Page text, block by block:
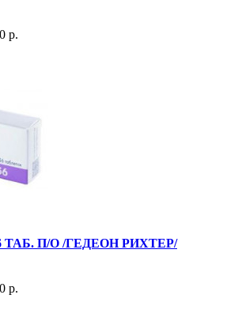
р.
ТАБ. П/О /ГЕДЕОН РИХТЕР/
р.